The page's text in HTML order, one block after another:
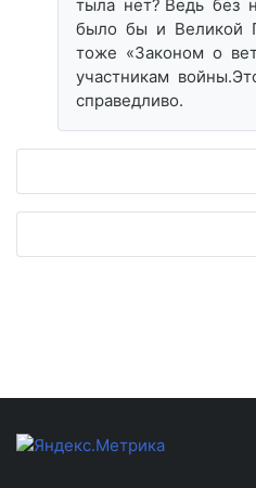
тыла нет? Ведь без
было бы и Великой
тоже «Законом о
участникам
справедливо.